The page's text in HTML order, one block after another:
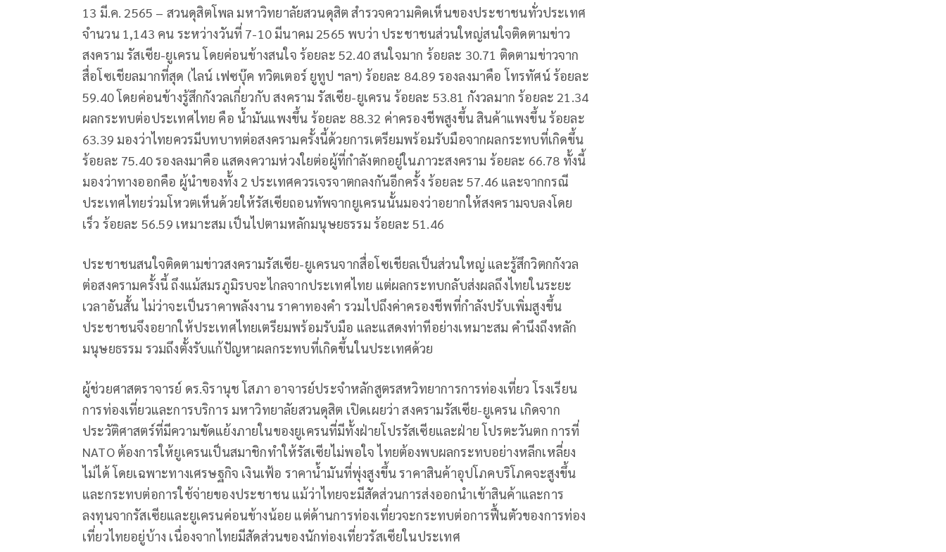
13 มี.ค. 2565 – สวนดุสิตโพล มหาวิทยาลัยสวนดุสิต สำรวจความคิดเห็นของประชาชนทั่วประเทศ
จำนวน 1,143 คน ระหว่างวันที่ 7-10 มีนาคม 2565 พบว่า ประชาชนส่วนใหญ่สนใจติดตามข่าว
สงคราม รัสเซีย-ยูเครน โดยค่อนข้างสนใจ ร้อยละ 52.40 สนใจมาก ร้อยละ 30.71 ติดตามข่าวจาก
สื่อโซเชียลมากที่สุด (ไลน์ เฟซบุ๊ค ทวิตเตอร์ ยูทูป ฯลฯ) ร้อยละ 84.89 รองลงมาคือ โทรทัศน์ ร้อยละ
59.40 โดยค่อนข้างรู้สึกกังวลเกี่ยวกับ สงคราม รัสเซีย-ยูเครน ร้อยละ 53.81 กังวลมาก ร้อยละ 21.34
ผลกระทบต่อประเทศไทย คือ น้ำมันแพงขึ้น ร้อยละ 88.32 ค่าครองชีพสูงขึ้น สินค้าแพงขึ้น ร้อยละ
63.39 มองว่าไทยควรมีบทบาทต่อสงครามครั้งนี้ด้วยการเตรียมพร้อมรับมือจากผลกระทบที่เกิดขึ้น
ร้อยละ 75.40 รองลงมาคือ แสดงความห่วงใยต่อผู้ที่กำลังตกอยู่ในภาวะสงคราม ร้อยละ 66.78 ทั้งนี้
มองว่าทางออกคือ ผู้นำของทั้ง 2 ประเทศควรเจรจาตกลงกันอีกครั้ง ร้อยละ 57.46 และจากกรณี
ประเทศไทยร่วมโหวตเห็นด้วยให้รัสเซียถอนทัพจากยูเครนนั้นมองว่าอยากให้สงครามจบลงโดย
เร็ว ร้อยละ 56.59 เหมาะสม เป็นไปตามหลักมนุษยธรรม ร้อยละ 51.46
ประชาชนสนใจติดตามข่าวสงครามรัสเซีย-ยูเครนจากสื่อโซเชียลเป็นส่วนใหญ่ และรู้สึกวิตกกังวล
ต่อสงครามครั้งนี้ ถึงแม้สมรภูมิรบจะไกลจากประเทศไทย แต่ผลกระทบกลับส่งผลถึงไทยในระยะ
เวลาอันสั้น ไม่ว่าจะเป็นราคาพลังงาน ราคาทองคำ รวมไปถึงค่าครองชีพที่กำลังปรับเพิ่มสูงขึ้น
ประชาชนจึงอยากให้ประเทศไทยเตรียมพร้อมรับมือ และแสดงท่าทีอย่างเหมาะสม คำนึงถึงหลัก
มนุษยธรรม รวมถึงตั้งรับแก้ปัญหาผลกระทบที่เกิดขึ้นในประเทศด้วย
ผู้ช่วยศาสตราจารย์ ดร.จิรานุช โสภา อาจารย์ประจำหลักสูตรสหวิทยาการการท่องเที่ยว โรงเรียน
การท่องเที่ยวและการบริการ มหาวิทยาลัยสวนดุสิต เปิดเผยว่า สงครามรัสเซีย-ยูเครน เกิดจาก
ประวัติศาสตร์ที่มีความขัดแย้งภายในของยูเครนที่มีทั้งฝ่ายโปรรัสเซียและฝ่าย โปรตะวันตก การที่
NATO ต้องการให้ยูเครนเป็นสมาชิกทำให้รัสเซียไม่พอใจ ไทยต้องพบผลกระทบอย่างหลีกเหลี่ยง
ไม่ได้ โดยเฉพาะทางเศรษฐกิจ เงินเฟ้อ ราคาน้ำมันที่พุ่งสูงขึ้น ราคาสินค้าอุปโภคบริโภคจะสูงขึ้น
และกระทบต่อการใช้จ่ายของประชาชน แม้ว่าไทยจะมีสัดส่วนการส่งออกนำเข้าสินค้าและการ
ลงทุนจากรัสเซียและยูเครนค่อนข้างน้อย แต่ด้านการท่องเที่ยวจะกระทบต่อการฟื้นตัวของการท่อง
เที่ยวไทยอยู่บ้าง เนื่องจากไทยมีสัดส่วนของนักท่องเที่ยวรัสเซียในประเทศ